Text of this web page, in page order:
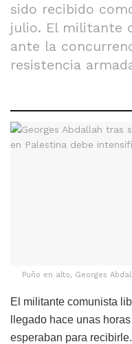
sido recibido
julio. El militante
ante la
resistencia
Puño en alto, Georges
El militante comunista
llegado hace unas
esperaban para